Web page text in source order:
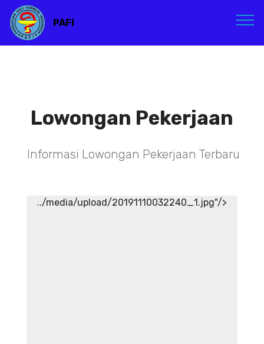
PAFI
Lowongan Pekerjaan
Informasi Lowongan Pekerjaan Terbaru
../media/upload/20191110032240_1.jpg"/>